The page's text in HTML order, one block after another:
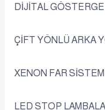
DİJİTAL
ÇİFT YÖNLÜ ARKA
XENON FAR
LED STOP